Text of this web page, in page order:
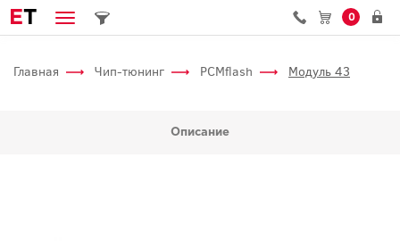
ET 0
Главная Чип-тюнинг PCMflash Модуль 43
Описание